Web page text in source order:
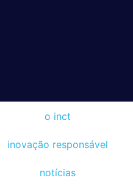
o inct
inovação responsável
notícias